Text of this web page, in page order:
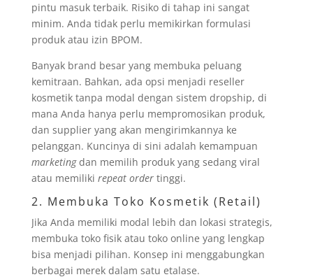
pintu masuk terbaik. Risiko di tahap ini sangat
minim. Anda tidak perlu memikirkan formulasi
produk atau izin BPOM.
Banyak brand besar yang membuka peluang
kemitraan. Bahkan, ada opsi menjadi reseller
kosmetik tanpa modal dengan sistem dropship, di
mana Anda hanya perlu mempromosikan produk,
dan supplier yang akan mengirimkannya ke
pelanggan. Kuncinya di sini adalah kemampuan
marketingdan memilih produk yang sedang viral
atau memiliki repeat ordertinggi.
2. Membuka Toko Kosmetik (Retail)
Jika Anda memiliki modal lebih dan lokasi strategis,
membuka toko fisik atau toko online yang lengkap
bisa menjadi pilihan. Konsep ini menggabungkan
berbagai merek dalam satu etalase.